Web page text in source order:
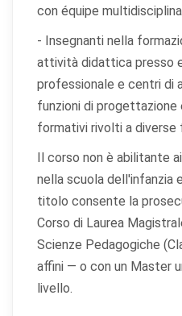
con équipe
- Insegnanti nella
attività didattica presso
professionale e centri di
funzioni di progettazione
formativi rivolti a diverse
Il corso non è abilitante
nella scuola dell'infanzia
titolo consente la
Corso di Laurea
Scienze Pedagogiche
affini — o con un Master
livello.